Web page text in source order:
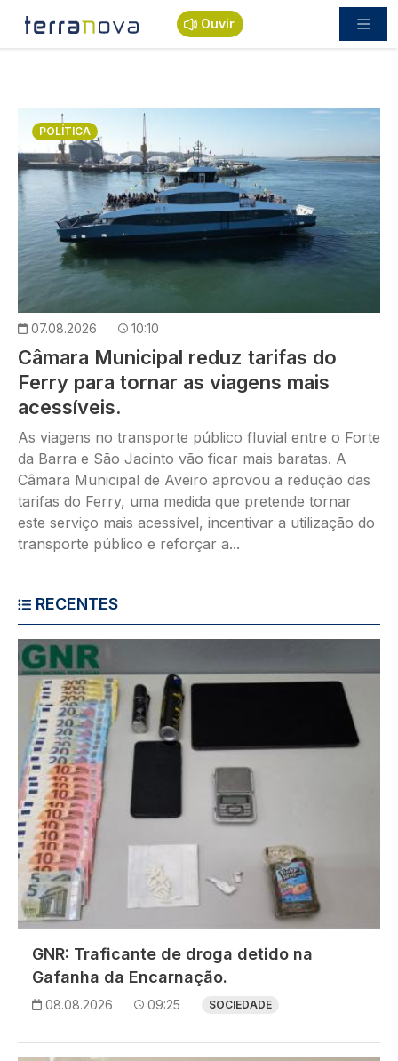
Passar para o conteúdo principal
Ouvir
Imagem
POLÍTICA
07.08.2026 10:10
Câmara Municipal reduz tarifas do
Ferry para tornar as viagens mais
acessíveis.
As viagens no transporte público fluvial entre o Forte
da Barra e São Jacinto vão ficar mais baratas. A
Câmara Municipal de Aveiro aprovou a redução das
tarifas do Ferry, uma medida que pretende tornar
este serviço mais acessível, incentivar a utilização do
transporte público e reforçar a...
RECENTES
Imagem
GNR: Traficante de droga detido na
Gafanha da Encarnação.
08.08.2026 09:25 SOCIEDADE